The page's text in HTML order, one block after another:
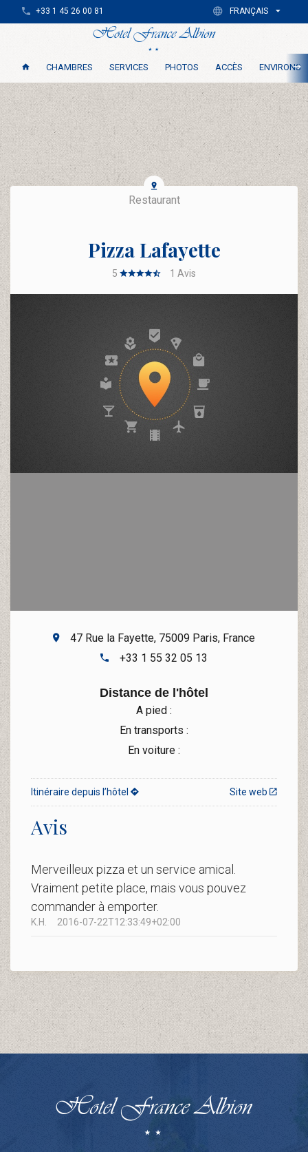
CHAMBRES SERVICES PHOTOS ACCÈS ENVIRONS
+33 1 45 26 00 81 FRANÇAIS
Restaurant
Pizza Lafayette
5 1 Avis
47 Rue la Fayette, 75009 Paris, France
+33 1 55 32 05 13
Distance de l'hôtel
A pied :
En transports :
En voiture :
Site web
Itinéraire depuis l’hôtel
Avis
Merveilleux pizza et un service amical.
Vraiment petite place, mais vous pouvez
commander à emporter.
K.H. 2016-07-22T12:33:49+02:00